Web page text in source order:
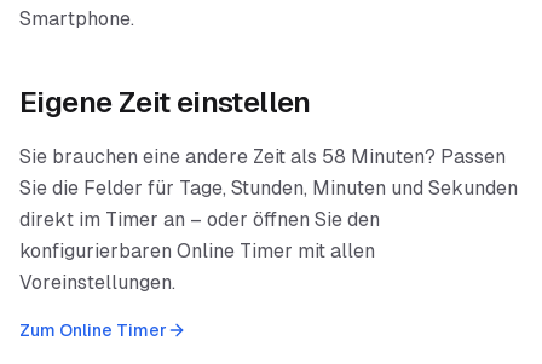
Smartphone.
Eigene Zeit einstellen
Sie brauchen eine andere Zeit als 58 Minuten? Passen
Sie die Felder für Tage, Stunden, Minuten und Sekunden
direkt im Timer an – oder öffnen Sie den
konfigurierbaren Online Timer mit allen
Voreinstellungen.
Zum Online Timer